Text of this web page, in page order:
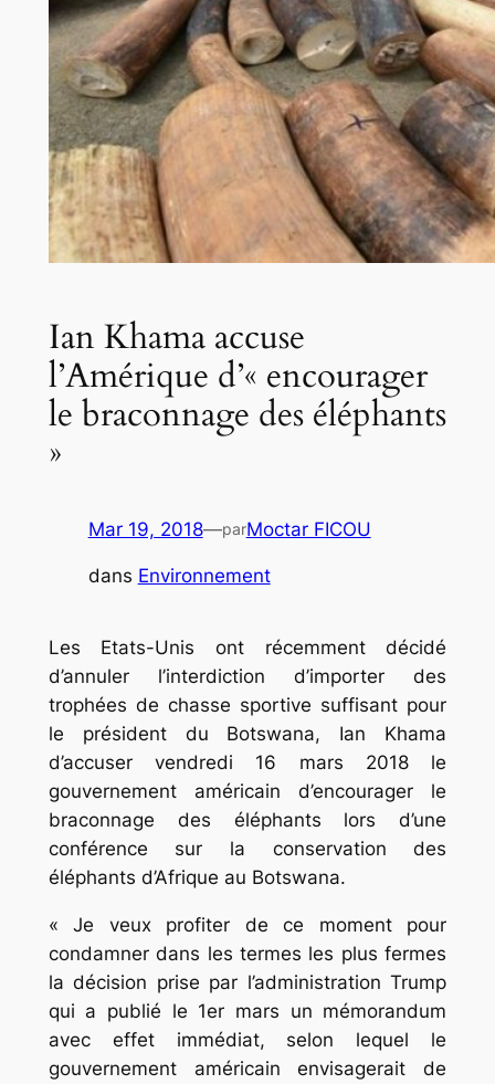
Ian Khama accuse
l’Amérique d’« encourager
le braconnage des éléphants
»
Mar 19, 2018—parMoctar FICOU
dans Environnement
Les Etats-Unis ont récemment décidé
d’annuler l’interdiction d’importer des
trophées de chasse sportive suffisant pour
le président du Botswana, Ian Khama
d’accuser vendredi 16 mars 2018 le
gouvernement américain d’encourager le
braconnage des éléphants lors d’une
conférence sur la conservation des
éléphants d’Afrique au Botswana.
« Je veux profiter de ce moment pour
condamner dans les termes les plus fermes
la décision prise par l’administration Trump
qui a publié le 1er mars un mémorandum
avec effet immédiat, selon lequel le
gouvernement américain envisagerait de